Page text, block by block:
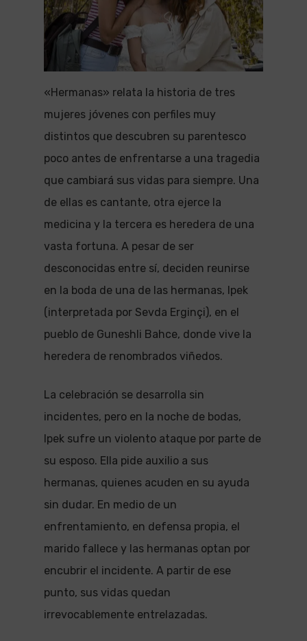
«Hermanas» relata la historia de tres
mujeres jóvenes con perfiles muy
distintos que descubren su parentesco
poco antes de enfrentarse a una tragedia
que cambiará sus vidas para siempre. Una
de ellas es cantante, otra ejerce la
medicina y la tercera es heredera de una
vasta fortuna. A pesar de ser
desconocidas entre sí, deciden reunirse
en la boda de una de las hermanas, Ipek
(interpretada por Sevda Erginçi), en el
pueblo de Guneshli Bahce, donde vive la
heredera de renombrados viñedos.
La celebración se desarrolla sin
incidentes, pero en la noche de bodas,
Ipek sufre un violento ataque por parte de
su esposo. Ella pide auxilio a sus
hermanas, quienes acuden en su ayuda
sin dudar. En medio de un
enfrentamiento, en defensa propia, el
marido fallece y las hermanas optan por
encubrir el incidente. A partir de ese
punto, sus vidas quedan
irrevocablemente entrelazadas.